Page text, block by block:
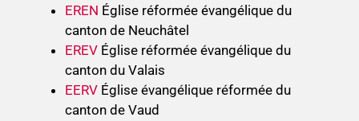
EREN Église réformée évangélique du
canton de Neuchâtel
EREV Église réformée évangélique du
canton du Valais
EERV Église évangélique réformée du
canton de Vaud